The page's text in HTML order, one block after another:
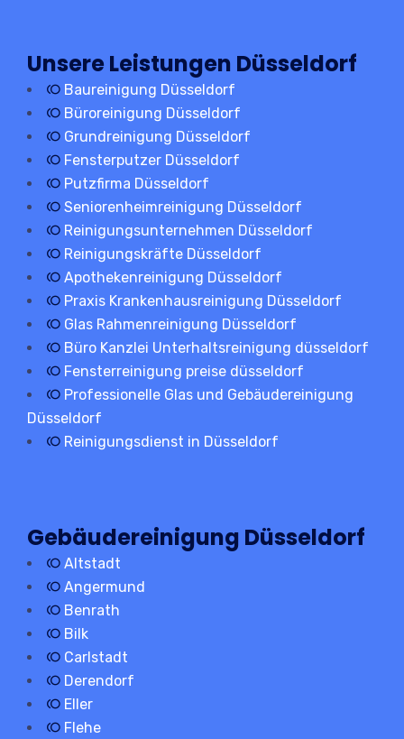
Unsere Leistungen Düsseldorf
Baureinigung Düsseldorf
Büroreinigung Düsseldorf
Grundreinigung Düsseldorf
Fensterputzer Düsseldorf
Putzfirma Düsseldorf
Seniorenheimreinigung Düsseldorf
Reinigungsunternehmen Düsseldorf
Reinigungskräfte Düsseldorf
Apothekenreinigung Düsseldorf
Praxis Krankenhausreinigung Düsseldorf
Glas Rahmenreinigung Düsseldorf
Büro Kanzlei Unterhaltsreinigung düsseldorf
Fensterreinigung preise düsseldorf
Professionelle Glas und Gebäudereinigung
Düsseldorf
Reinigungsdienst in Düsseldorf
Gebäudereinigung Düsseldorf
Altstadt
Angermund
Benrath
Bilk
Carlstadt
Derendorf
Eller
Flehe